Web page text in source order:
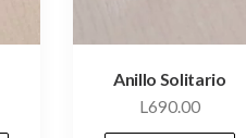
Anillo Solitario
L690.00